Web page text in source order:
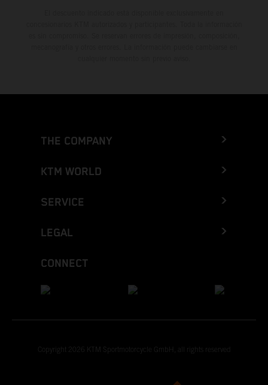
THE COMPANY
KTM WORLD
SERVICE
LEGAL
CONNECT
Copyright 2026 KTM Sportmotorcycle GmbH, all rights reserved